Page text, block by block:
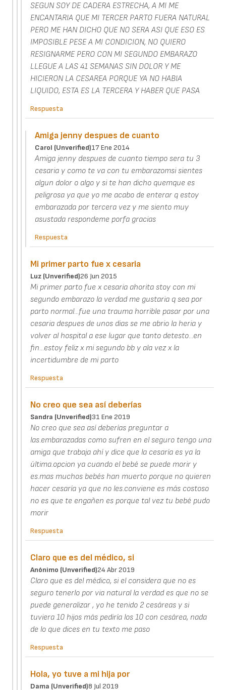
SEGUN SOY DE CADERA ESTRECHA, A MI ME
ENCANTARIA QUE MI TERCER PARTO FUERA NATURAL
PERO ME HAN DICHO QUE NO SERA ASI QUE ESO ES
IMPOSIBLE PESE A MI CONDICION, NO QUIERO
RESIGNARME PERO CON MI SEGUNDO EMBARAZO
LLEGUE A LAS 41 SEMANAS SIN DOLOR Y ME
HICIERON LA CESAREA PORQUE YA NO HABIA
LIQUIDO, ESTA ES LA TERCERA Y HABER QUE PASA
Respuesta
Amiga jenny despues de cuanto
Carol (unverified)17 Ene 2014
Amiga jenny despues de cuanto tiempo sera tu 3
cesaria y como te va con tu embarazomsi sientes
algun dolor o algo y si te han dicho quemque es
peligrosa ya que yo me acabo de enterar q estoy
embarazada por tercera vez y me siento muy
asustada respondeme porfa gracias
Respuesta
Mi primer parto fue x cesaria
Luz (unverified)26 Jun 2015
Mi primer parto fue x cesaria ahorita stoy con mi
segundo embarazo la verdad me gustaria q sea por
parto normal...fue una trauma horrible pasar por una
cesaria despues de unos dias se me abrio la heria y
volver al hospital a ese lugar que tanto detesto...en
fin...estoy feliz x mi segundo bb y ala vez x la
incertidumbre de mi parto
Respuesta
No creo que sea así deberías
Sandra (unverified)31 Ene 2019
No creo que sea así deberías preguntar a
las.embarazadas como sufren en el seguro tengo una
amiga que trabaja ahí y dice que la cesaría es ya la
última.opcion ya cuando el bebé se puede morir y
es.mas muchos bebés han muerto porque no quieren
hacer cesaría ya que no les.conviene es más costoso
no es que te engañen es porque tal vez tu bebé pudo
morir
Respuesta
Claro que es del médico, si
Anónimo (unverified)24 Abr 2019
Claro que es del médico, si el considera que no es
seguro tenerlo por via natural la verdad es que no se
puede generalizar , yo he tenido 2 cesáreas y si
tuviera 10 hijos más pediría los 10 con cesárea, nada
de lo que dices en tu texto me paso
Respuesta
Hola, yo tuve a mi hija por
Dama (unverified)8 Jul 2019